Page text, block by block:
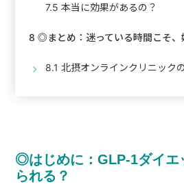
7.5 本当に効果があるの？
8 ◎まとめ：迷っている時間こそ、
8.1 北摂オンラインクリニック
◎はじめに：GLP-1ダイエ
られる？